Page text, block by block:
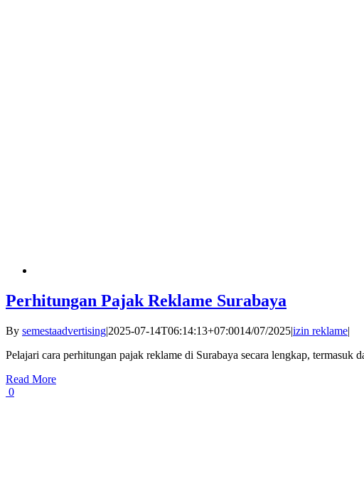
Perhitungan Pajak Reklame Surabaya
By semestaadvertising|2025-07-14T06:14:13+07:0014/07/2025|izin reklame|
Pelajari cara perhitungan pajak reklame di Surabaya secara lengkap,
Read More
0